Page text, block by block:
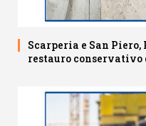
Scarperia e San
restauro